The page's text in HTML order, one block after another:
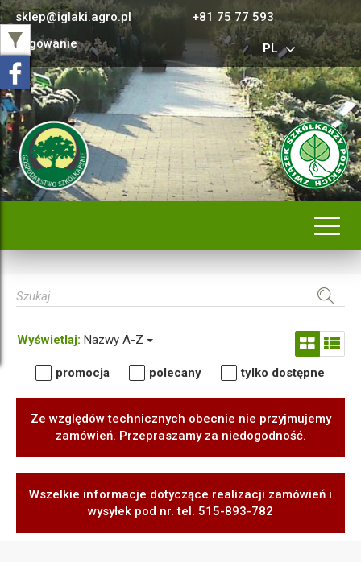
sklep@iglaki.agro.pl
+81 75 77 593
Logowanie
PL
Wyświetlaj: Nazwy A-Z
promocja polecany tylko dostępne
Ze względów technicznych obecnie nie przyjmujemy
zamówień. Przepraszamy za niedogodność.
Wszelkie informacje dotyczące realizacji zamówień i
wysyłek pod nr. tel. 515-893-782